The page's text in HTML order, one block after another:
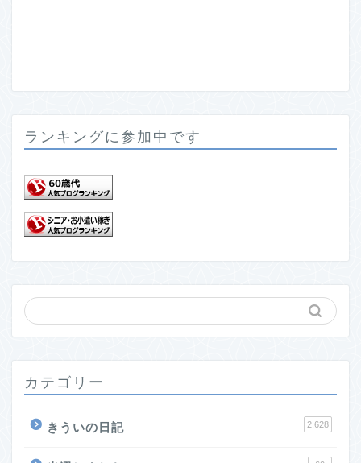
ランキングに参加中です
カテゴリー
きういの日記 2,628